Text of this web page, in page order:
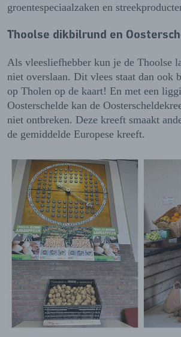
groentespeciaalzaken en
Thoolse dikbilrund en
Als vleesliefhebber kun je de Thoolse
niet overslaan. Dit vlees staat dan ook
op Tholen op de kaart! En met een
Oosterschelde kan de
niet ontbreken. Deze kreeft smaakt
de gemiddelde Europese kreeft.